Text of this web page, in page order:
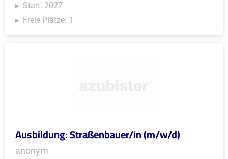
Start: 2027
Freie Plätze: 1
Ausbildung: Straßenbauer/in (m/w/d)
anonym